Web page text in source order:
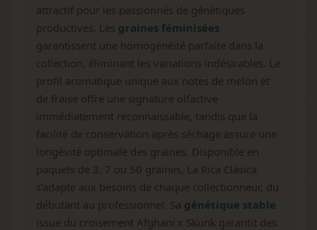
attractif pour les passionnés de génétiques
productives. Les graines féminisées
garantissent une homogénéité parfaite dans la
collection, éliminant les variations indésirables. Le
profil aromatique unique aux notes de melon et
de fraise offre une signature olfactive
immédiatement reconnaissable, tandis que la
facilité de conservation après séchage assure une
longévité optimale des graines. Disponible en
paquets de 3, 7 ou 50 graines, La Rica Clásica
s'adapte aux besoins de chaque collectionneur, du
débutant au professionnel. Sa génétique stable
issue du croisement Afghani x Skunk garantit des